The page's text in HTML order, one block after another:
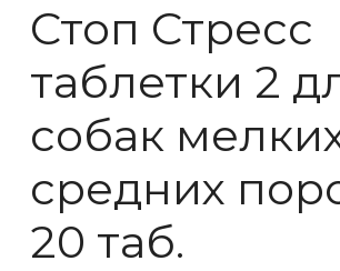
Стоп Стресс
таблетки 2
собак
средних
20 таб.